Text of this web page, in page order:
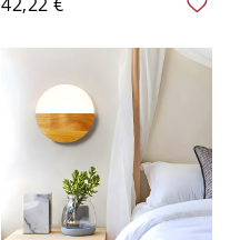
Wandlampe mit
Ledergürtel für
Schlafzimmer - 110V-120V
Schwarz